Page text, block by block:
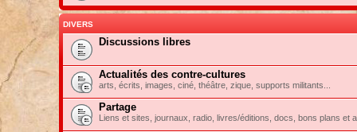
DIVERS
Discussions libres
Actualités des contre-cultures
arts, écrits, images, ciné, théâtre, zique, supports militants...
Partage
Liens et sites, journaux, radio, livres/éditions, docs, bons plans et